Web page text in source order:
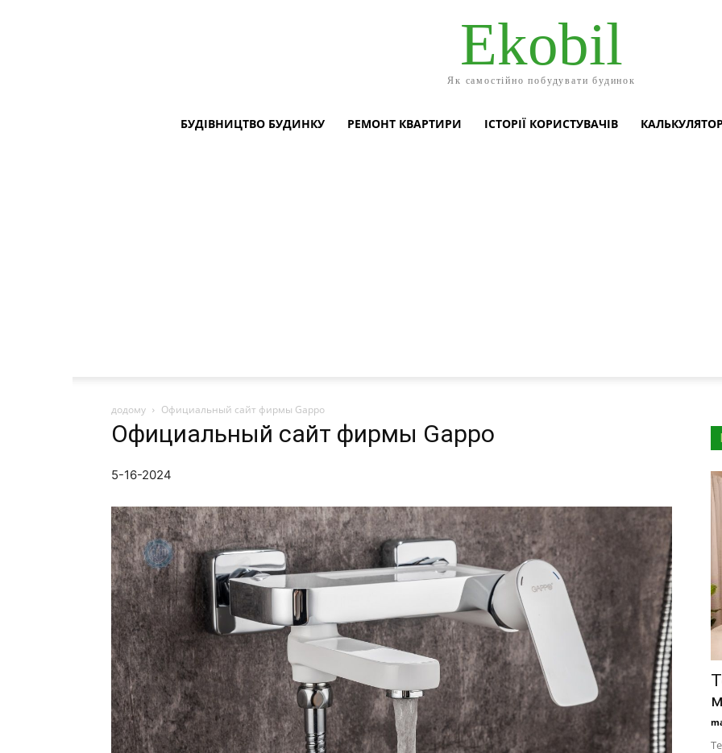
Ekobil
Як самостійно побудувати будинок
БУДІВНИЦТВО БУДИНКУ РЕМОНТ КВАРТИРИ ІСТОРІЇ КОРИСТУВАЧІВ
додому Официальный сайт фирмы Gappo
Официальный сайт фирмы Gappo
5-16-2024